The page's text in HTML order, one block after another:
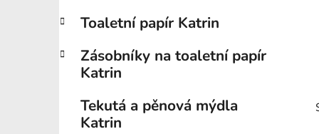
p
n
Toaletní papír Katrin
Zásobníky na toaletní papír
Katrin
Tekutá a pěnová mýdla
Katrin